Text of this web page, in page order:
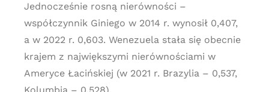
Jednocześnie rosną nierówności –
współczynnik Giniego w 2014 r. wynosił 0,407,
a w 2022 r. 0,603. Wenezuela stała się obecnie
krajem z największymi nierównościami w
Ameryce Łacińskiej (w 2021 r. Brazylia – 0,537,